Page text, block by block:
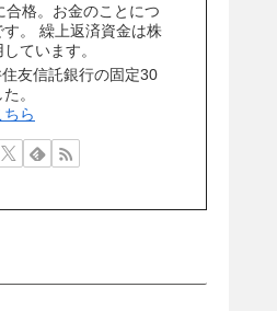
合格。お金のことにつ
。 繰上返済資金は株
ています。
友信託銀行の固定30
。
ら